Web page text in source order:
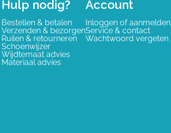
Hulp nodig?
Bestellen & betalen
Verzenden & bezorgen
Ruilen & retourneren
Schoenwijzer
Wijdtemaat advies
Materiaal advies
Account
Inloggen of aanmelden
Service & contact
Wachtwoord vergeten